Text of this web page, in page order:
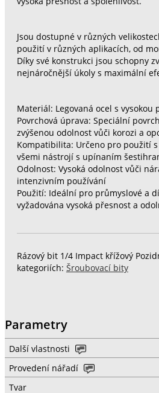
Jsou dostupné v různých
použití v různých aplikacích, od
Díky své konstrukci jsou schopny
nejnáročnější úkoly s maximální
Materiál: Legovaná ocel s vysokou
Povrchová úprava: Speciální
zvýšenou odolnost vůči korozi a
Kompatibilita: Určeno pro použití
všemi nástrojí s upínaním
Odolnost: Vysoká odolnost vůči
intenzivním používání
Použití: Ideální pro průmyslové a
vyžadována vysoká přesnost a
Rázový bit 1/4 Impact křížový
kategoriích: Šroubovací bity
Parametry
Další vlastnosti
Provedení nářadí
Tvar